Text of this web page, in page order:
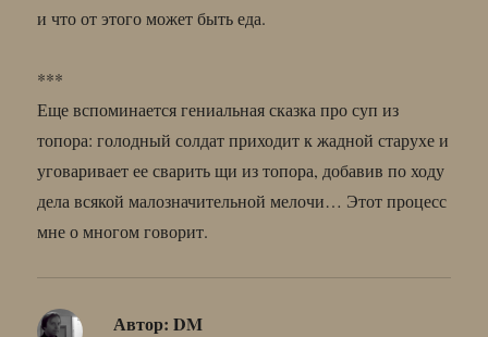
и что от этого может быть еда.
***
Еще вспоминается гениальная сказка про суп из
топора: голодный солдат приходит к жадной старухе и
уговаривает ее сварить щи из топора, добавив по ходу
дела всякой малозначительной мелочи… Этот процесс
мне о многом говорит.
Автор: DM